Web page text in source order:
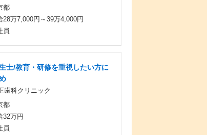
都
28万7,000円～39万4,000円
員
士/教育・研修を重視したい方に
歯科クリニック
都
32万円
員